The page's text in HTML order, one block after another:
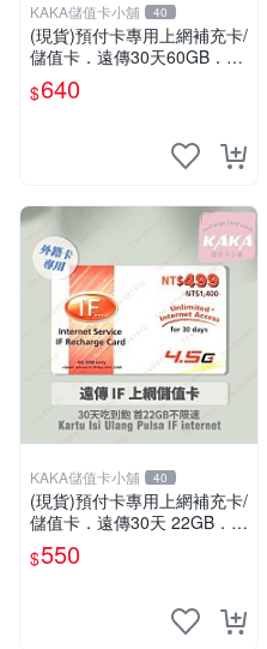
KAKA儲值卡小舖 40
(現貨)預付卡專用上網補充卡/
儲值卡．遠傳30天60GB．上
網吃到飽．IF599．遠傳外籍
可儲 [KAKA儲值卡小舖]
$640
KAKA儲值卡小舖 40
(現貨)預付卡專用上網補充卡/
儲值卡．遠傳30天 22GB．上
網吃到飽．IF499．遠傳外籍
可儲 [KAKA儲值卡小舖]
$550